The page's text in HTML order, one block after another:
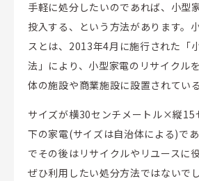
手軽に処分したいのであれば、小型
投入する、という方法があります。
スとは、2013年4月に施行された「
法」により、小型家電のリサイクル
体の施設や商業施設に設置されてい
サイズが横30センチメートル×縦15
下の家電(サイズは自治体による)で
でその後はリサイクルやリユースに
ぜひ利用したい処分方法ではないで